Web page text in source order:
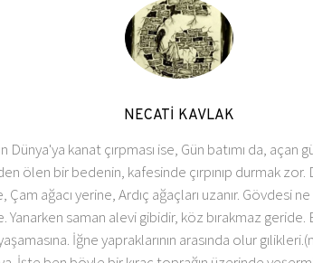
NECATİ KAVLAK
Dünya'ya kanat çırpması ise, Gün batımı da, açan
ölen bir bedenin, kafesinde çırpınıp durmak
Çam ağacı yerine, Ardıç ağaçları uzanır. Gövdesi
Yanarken saman alevi gibidir, köz bırakmaz geride.
İğne yapraklarının arasında olur